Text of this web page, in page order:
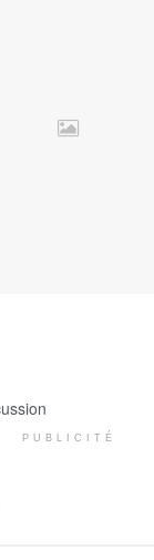
PUBLICITÉ